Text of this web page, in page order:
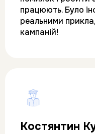
працюють. Було
реальними
кампаній!
Костянтин